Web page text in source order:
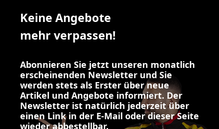
Keine Angebote
mehr verpassen!
Abonnieren Sie jetzt unseren monatlich
erscheinenden Newsletter und Sie
werden stets als Erster über neue
Artikel und Angebote informiert. Der
Newsletter ist natürlich jederzeit über
einen Link in der E-Mail oder dieser Seite
wieder abbestellbar.